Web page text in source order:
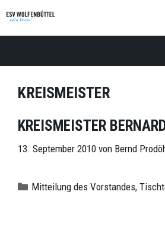
Inhalt
springen
KREISMEISTER
KREISMEISTER
13. September 2010 von Bernd
Kategorien
Mitteilung des Vorstandes,